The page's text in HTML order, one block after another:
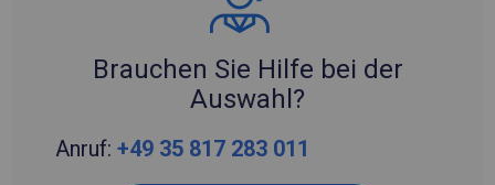
Brauchen Sie Hilfe bei der
Auswahl?
Anruf: +49 35 817 283 011